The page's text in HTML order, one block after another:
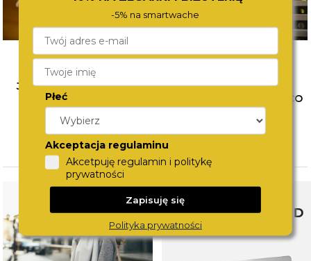
JAK ŁĄCZYĆ BIŻUTERIĘ?
POZNAJ SPOSOBY NA
MODNE STYLIZACJE
CZYTAJ WIĘCEJ
WYBÓR PIERWSZEGO
ZEGARKA DLA DZIECKA. CO
WZIĄĆ POD UWAGĘ?
CZYTAJ WIĘCEJ
SWISS WATCHCARD
-5% na smartwache
Płeć
Akceptacja regulaminu
Akcetpuję regulamin i politykę
prywatności
Zapisuję się
Polityka prywatności